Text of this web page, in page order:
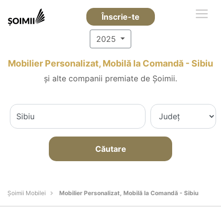
Înscrie-te
2025
Mobilier Personalizat, Mobilă la Comandă - Sibiu
și alte companii premiate de Șoimii.
Căutare
Șoimii Mobilei Mobilier Personalizat, Mobilă la Comandă - Sibiu